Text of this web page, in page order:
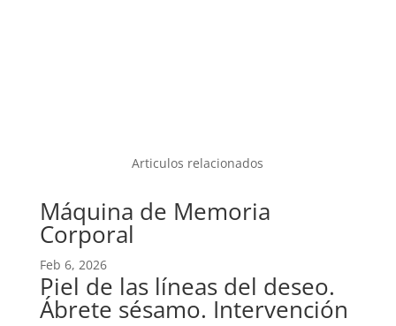
Articulos relacionados
Máquina de Memoria
Corporal
Feb 6, 2026
Piel de las líneas del deseo.
Ábrete sésamo. Intervención